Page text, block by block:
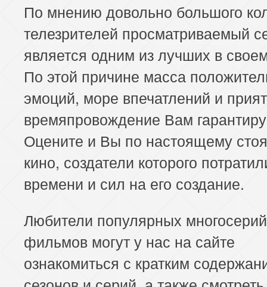
По мнению довольно большого
телезрителей просматриваемый
является одним из лучших в
По этой причине масса
эмоций, море впечатлений и
времяпровождение Вам
Оцените и Вы по настоящему
кино, создатели которого
времени и сил на его создание.
Любители популярных
фильмов могут у нас на сайте
ознакомиться с кратким